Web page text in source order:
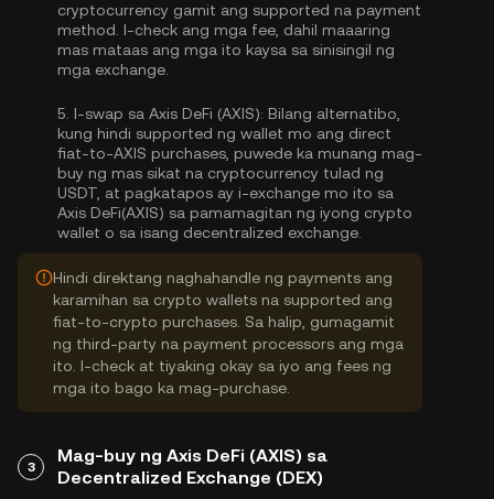
cryptocurrency gamit ang supported na payment
method. I-check ang mga fee, dahil maaaring
mas mataas ang mga ito kaysa sa sinisingil ng
mga exchange.
5. I-swap sa Axis DeFi (AXIS): Bilang alternatibo,
kung hindi supported ng wallet mo ang direct
fiat-to-AXIS purchases, puwede ka munang mag-
buy ng mas sikat na cryptocurrency tulad ng
USDT, at pagkatapos ay i-exchange mo ito sa
Axis DeFi(AXIS) sa pamamagitan ng iyong crypto
wallet o sa isang decentralized exchange.
Hindi direktang naghahandle ng payments ang
karamihan sa crypto wallets na supported ang
fiat-to-crypto purchases. Sa halip, gumagamit
ng third-party na payment processors ang mga
ito. I-check at tiyaking okay sa iyo ang fees ng
mga ito bago ka mag-purchase.
3
Mag-buy ng Axis DeFi (AXIS) sa
Decentralized Exchange (DEX)